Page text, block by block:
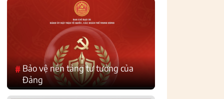
#Bảo vệ nền tảng tư tưởng của
Đảng